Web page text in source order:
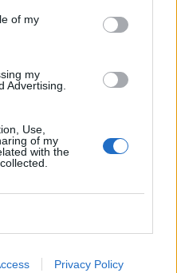
of my
my
Advertising.
Use,
of my
with the
Privacy Policy
απορρήτου
X